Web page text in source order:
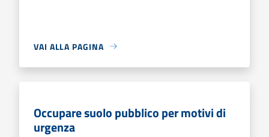
VAI ALLA PAGINA
Occupare suolo pubblico per motivi di
urgenza